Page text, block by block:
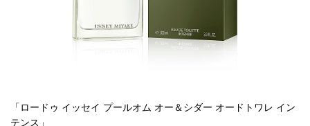
「ロードゥ イッセイ プールオム オー＆シダー オードトワレ イン
テンス」